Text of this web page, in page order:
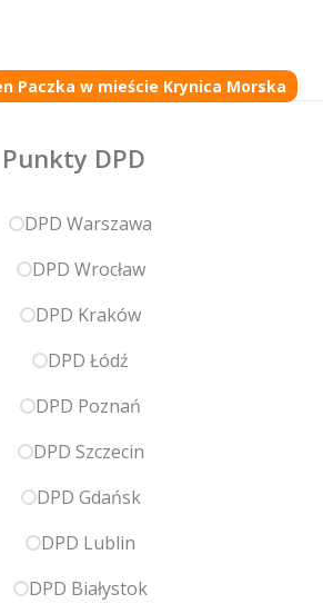
Paczka w mieście Krynica Morska
Punkty DPD
DPD Warszawa
DPD Wrocław
DPD Kraków
DPD Łódź
DPD Poznań
DPD Szczecin
DPD Gdańsk
DPD Lublin
DPD Białystok